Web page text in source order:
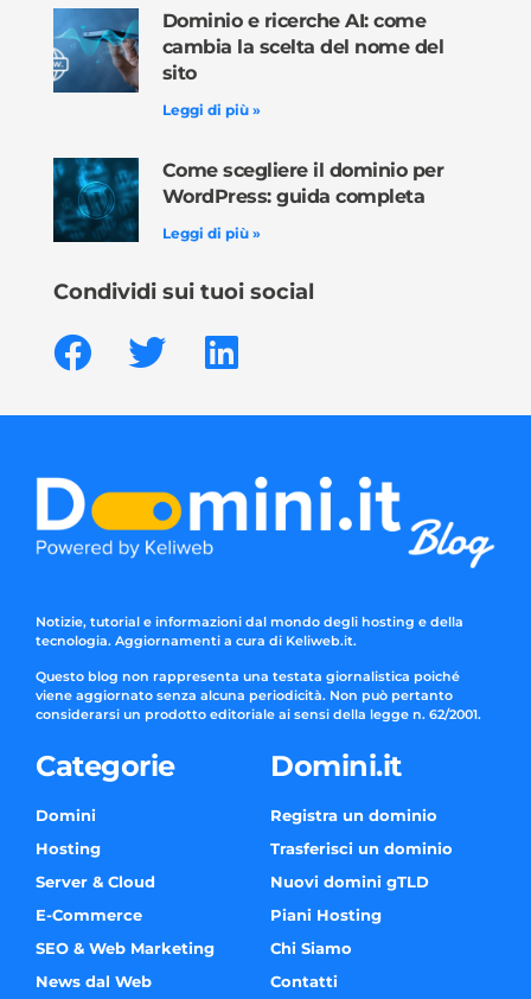
Dominio e ricerche AI: come
cambia la scelta del nome del
sito
Leggi di più »
Come scegliere il dominio per
WordPress: guida completa
Leggi di più »
Condividi sui tuoi social
Notizie, tutorial e informazioni dal mondo degli hosting e della
tecnologia. Aggiornamenti a cura di Keliweb.it.
Questo blog non rappresenta una testata giornalistica poiché
viene aggiornato senza alcuna periodicità. Non può pertanto
considerarsi un prodotto editoriale ai sensi della legge n. 62/2001.
Categorie
Domini
Hosting
Server & Cloud
E-Commerce
SEO & Web Marketing
News dal Web
Domini.it
Registra un dominio
Trasferisci un dominio
Nuovi domini gTLD
Piani Hosting
Chi Siamo
Contatti